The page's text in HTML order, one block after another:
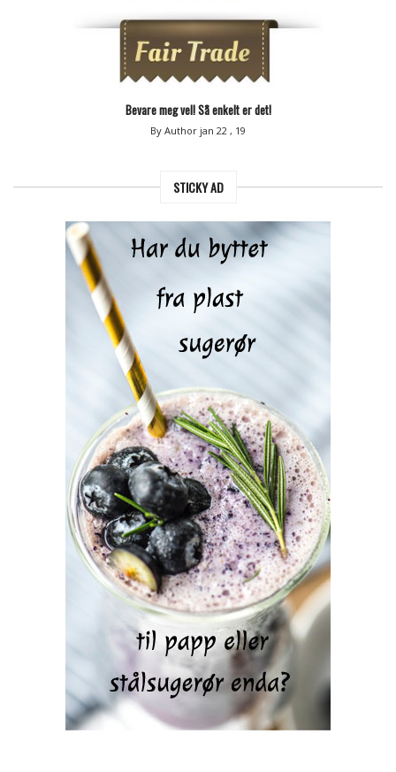
Bevare meg vel! Så enkelt er det!
By Author jan 22 , 19
STICKY AD